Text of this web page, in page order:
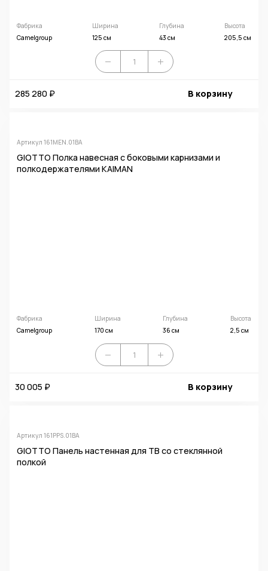
Фабрика
Camelgroup
Ширина
125 см
Глубина
43 см
Высота
205,5 см
285 280 ₽ В корзину
Артикул 161MEN.01BA
GIOTTO Полка навесная с боковыми карнизами и
полкодержателями KAIMAN
Фабрика
Camelgroup
Ширина
170 см
Глубина
36 см
Высота
2,5 см
30 005 ₽ В корзину
Артикул 161PPS.01BA
GIOTTO Панель настенная для ТВ со стеклянной
полкой